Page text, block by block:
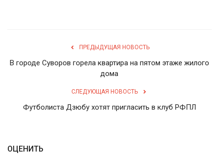
ПРЕДЫДУЩАЯ НОВОСТЬ
В городе Суворов горела квартира на пятом этаже жилого
дома
СЛЕДУЮЩАЯ НОВОСТЬ
Футболиста Дзюбу хотят пригласить в клуб РФПЛ
ОЦЕНИТЬ